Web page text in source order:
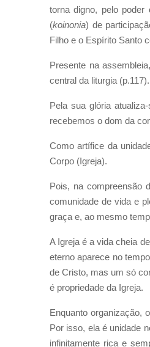
torna digno, pelo
(koinonia) de
Filho e o Espírito Santo
Presente na
central da liturgia (p.117).
Pela sua glória
recebemos o dom da
Como artífice da
Corpo (Igreja).
Pois, na compreensão
comunidade de vida e
graça e, ao mesmo
A Igreja é a vida cheia
eterno aparece no
de Cristo, mas um só
é propriedade da Igreja.
Enquanto organização,
Por isso, ela é unidade
infinitamente rica e